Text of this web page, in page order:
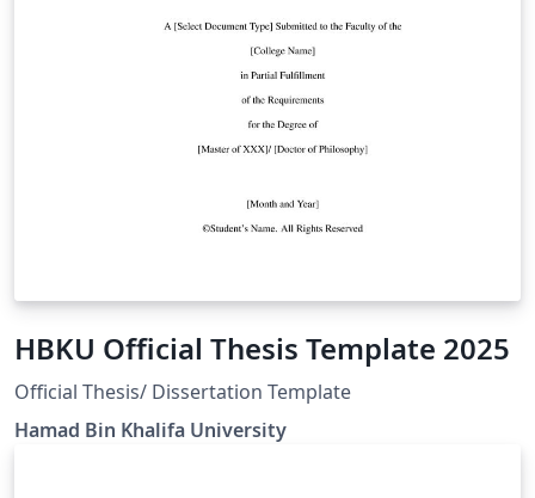
HBKU Official Thesis Template 2025
Official Thesis/ Dissertation Template
Hamad Bin Khalifa University